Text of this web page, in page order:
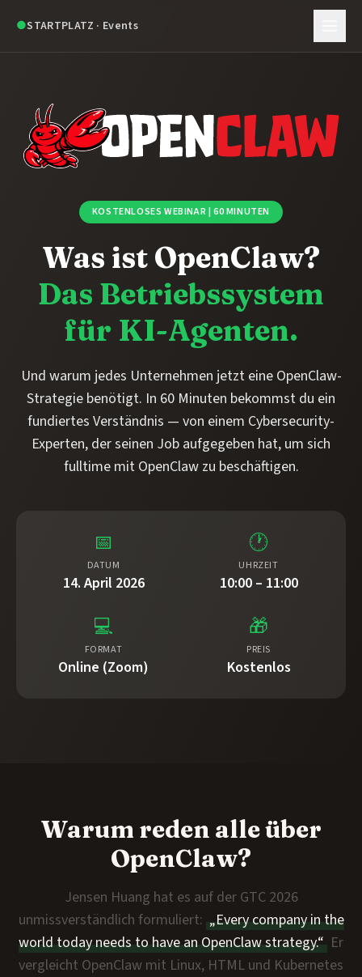
●STARTPLATZ · Events
KOSTENLOSES WEBINAR | 60 MINUTEN
Was ist OpenClaw?
Das Betriebssystem
für KI-Agenten.
Und warum jedes Unternehmen jetzt eine OpenClaw-
Strategie benötigt. In 60 Minuten bekommst du ein
fundiertes Verständnis — von einem Cybersecurity-
Experten, der seinen Job aufgegeben hat, um sich
fulltime mit OpenClaw zu beschäftigen.
📅
DATUM
14. April 2026
🕐
UHRZEIT
10:00 – 11:00
💻
FORMAT
Online (Zoom)
🎁
PREIS
Kostenlos
Warum reden alle über
OpenClaw?
Jensen Huang hat es auf der GTC 2026
unmissverständlich formuliert: „Every company in the
world today needs to have an OpenClaw strategy.“ Er
vergleicht OpenClaw mit Linux, HTML und Kubernetes